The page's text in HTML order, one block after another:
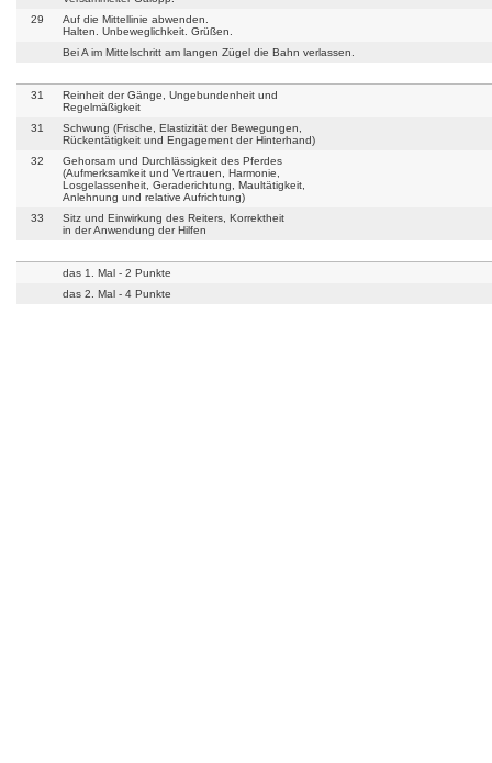
29
Auf die Mittellinie abwenden.
Halten. Unbeweglichkeit. Grüßen.
Bei A im Mittelschritt am langen Zügel die Bahn verlassen.
31
Reinheit der Gänge, Ungebundenheit und
Regelmäßigkeit
31
Schwung (Frische, Elastizität der Bewegungen,
Rückentätigkeit und Engagement der Hinterhand)
32
Gehorsam und Durchlässigkeit des Pferdes
(Aufmerksamkeit und Vertrauen, Harmonie,
Losgelassenheit, Geraderichtung, Maultätigkeit,
Anlehnung und relative Aufrichtung)
33
Sitz und Einwirkung des Reiters, Korrektheit
in der Anwendung der Hilfen
das 1. Mal - 2 Punkte
das 2. Mal - 4 Punkte